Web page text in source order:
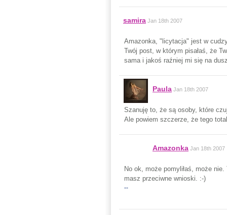
samira Jan 18th 2007
Amazonka, "licytacja" jest w
Twój post, w którym pisałaś, że
sama i jakoś raźniej mi się na
Paula Jan 18th 2007
Szanuję to, że są osoby, które
Ale powiem szczerze, że tego
Amazonka Jan 18th 2007
No ok, może pomyliłaś, może
masz przeciwne wnioski. :-)
--